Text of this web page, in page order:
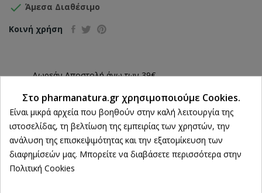
 Άμεσα Διαθέσιμο
Κοινή χρήση
Δωρεάν Αποστολή άνω των 39€
ΔΩΡΕΑΝ Αντικαταβολή
100% Επιστροφή χρημάτων
εντός 14 ημερών
Άμεση Παραλαβή
από 2 Φυσικά Καταστήματα
Στο pharmanatura.gr χρησιμοποιούμε Cookies.
Είναι μικρά αρχεία που βοηθούν στην καλή λειτουργία της
ιστοσελίδας, τη βελτίωση της εμπειρίας των χρηστών, την
ανάλυση της επισκεψιμότητας και την εξατομίκευση των
διαφημίσεών μας. Μπορείτε να διαβάσετε περισσότερα στην
Πολιτική Cookies